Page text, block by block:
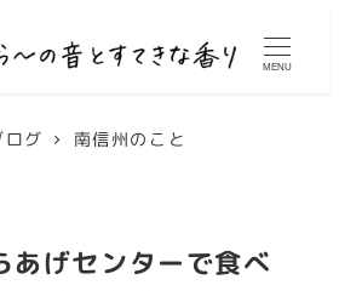
MENU
ログ 南信州のこと
あげセンターで食べ